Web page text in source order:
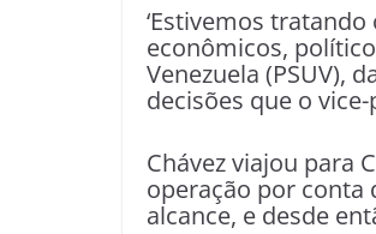
‘Estivemos
econômicos,
Venezuela (PSUV),
decisões que o
Chávez viajou para
operação por conta
alcance, e desde